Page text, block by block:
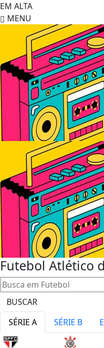
EM ALTA
MENU
Futebol Atlético
BUSCAR
SÉRIE A
SÉRIE B